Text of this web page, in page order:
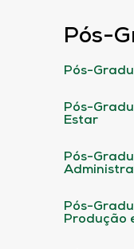
Pós-
Pós-
Pós-
Estar
Pós-
Pós-
Produção